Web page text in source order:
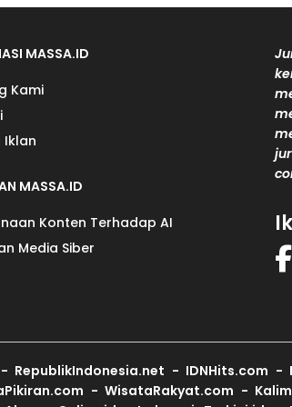
MASSA.ID
Kami
Iklan
MASSA.ID
Konten Terhadap AI
Media Siber
RepublikIndonesia.net IDNHits.com
WisataRakyat.com